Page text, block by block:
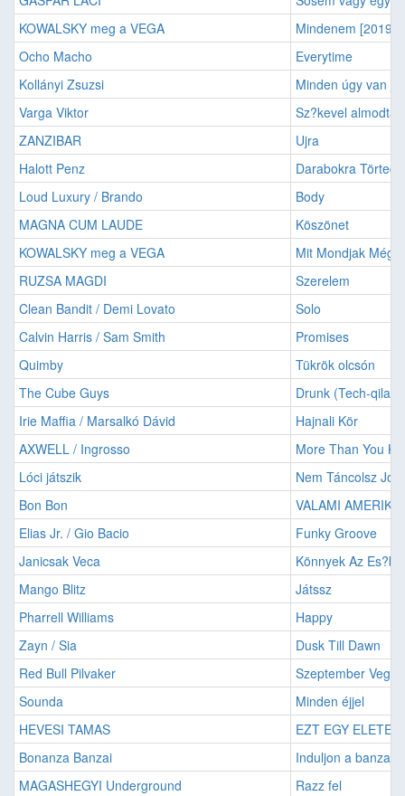
KOWALSKY meg a VEGA
Mindenem [2019]
Ocho Macho
Everytime
Kollányi Zsuzsi
Minden úgy van
Varga Viktor
Sz?kevel
ZANZIBAR
Ujra
Halott Penz
Darabokra Törted
Loud Luxury / Brando
Body
MAGNA CUM LAUDE
Köszönet
KOWALSKY meg a VEGA
Mit Mondjak Még
RUZSA MAGDI
Szerelem
Clean Bandit / Demi Lovato
Solo
Calvin Harris / Sam Smith
Promises
Quimby
Tükrök olcsón
The Cube Guys
Drunk (Tech-qila
Irie Maffia / Marsalkó Dávid
Hajnali Kör
AXWELL / Ingrosso
More Than You
Lóci játszik
Nem Táncolsz
Bon Bon
VALAMI AMERIKA
Elias Jr. / Gio Bacio
Funky Groove
Janicsak Veca
Könnyek Az
Mango Blitz
Játssz
Pharrell Williams
Happy
Zayn / Sia
Dusk Till Dawn
Red Bull Pilvaker
Szeptember Vegen
Sounda
Minden éjjel
HEVESI TAMAS
EZT EGY
Bonanza Banzai
Induljon a banzaj
MAGASHEGYI Underground
Razz fel